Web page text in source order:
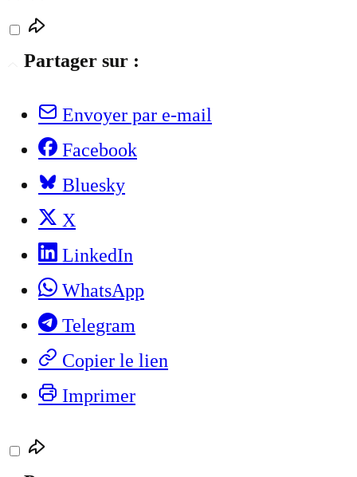
Partager sur :
Envoyer par e-mail
Facebook
Bluesky
X
LinkedIn
WhatsApp
Telegram
Copier le lien
Imprimer